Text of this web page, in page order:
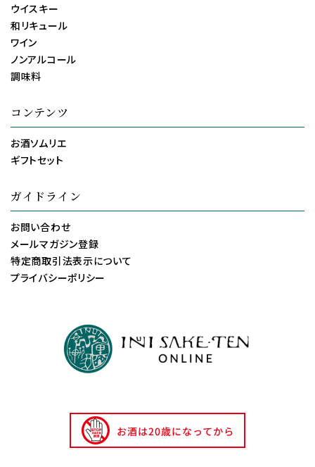
ウイスキー
和リキュール
ワイン
ノンアルコール
調味料
コンテンツ
お酒ソムリエ
ギフトセット
ガイドライン
お問い合わせ
メールマガジン登録
特定商取引法表示について
プライバシーポリシー